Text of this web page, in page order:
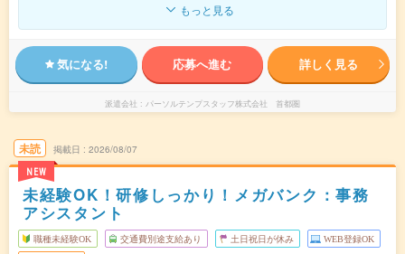
もっと見る
気になる! 応募へ進む 詳しく見る
派遣会社 パーソルテンプスタッフ株式会社 首都圏
未読
NEW
掲載日 2026/08/07
未経験OK！研修しっかり！メガバンク：事務
アシスタント
職種未経験OK 交通費別途支給あり 土日祝日が休み WEB登録OK